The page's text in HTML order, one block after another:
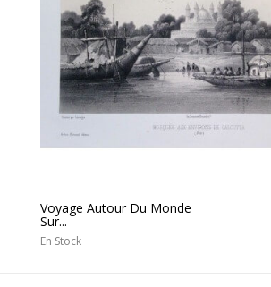
Voyage Autour Du Monde
Sur...
En Stock